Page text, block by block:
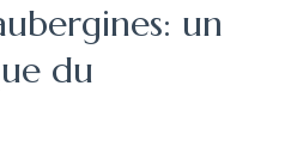
un
du